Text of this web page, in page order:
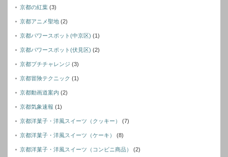
京都の紅葉 (3)
京都アニメ聖地 (2)
京都パワースポット(中京区) (1)
京都パワースポット(伏見区) (2)
京都プチチャレンジ (3)
京都冒険テクニック (1)
京都動画道案内 (2)
京都気象速報 (1)
京都洋菓子・洋風スイーツ（クッキー） (7)
京都洋菓子・洋風スイーツ（ケーキ） (8)
京都洋菓子・洋風スイーツ（コンビニ商品） (2)